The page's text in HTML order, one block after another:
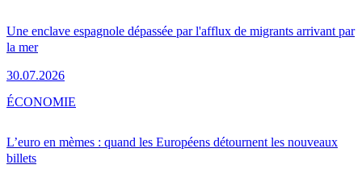
Une enclave espagnole dépassée par l'afflux de migrants arrivant par
la mer
30.07.2026
L’euro en mèmes : quand les Européens détournent les nouveaux
billets
ÉCONOMIE